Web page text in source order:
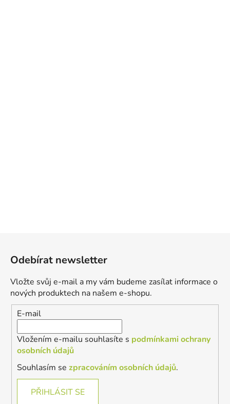
Odebírat newsletter
Vložte svůj e-mail a my vám budeme zasílat informace o
nových produktech na našem e-shopu.
E-mail
Vložením e-mailu souhlasíte s podmínkami ochrany
osobních údajů
Souhlasím se zpracováním osobních údajů.
PŘIHLÁSIT SE